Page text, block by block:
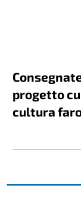
progetto
cultura